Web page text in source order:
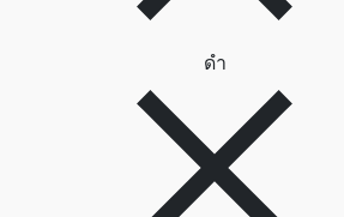
ดำลบตัวกรอง ดำ